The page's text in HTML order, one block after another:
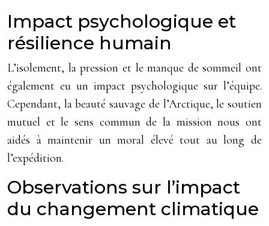
Impact psychologique et
résilience humain
L’isolement, la pression et le manque de sommeil ont
également eu un impact psychologique sur l’équipe.
Cependant, la beauté sauvage de l’Arctique, le soutien
mutuel et le sens commun de la mission nous ont
aidés à maintenir un moral élevé tout au long de
l’expédition.
Observations sur l’impact
du changement climatique